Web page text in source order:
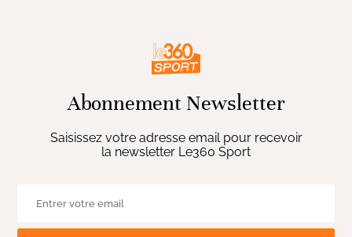
Abonnement Newsletter
Saisissez votre adresse email pour recevoir
la newsletter Le360 Sport